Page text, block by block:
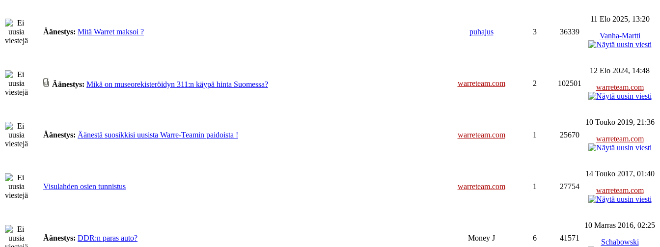
Äänestys: Mitä Warret maksoi ? puhajus 3 36339
11 Elo 2025, 13:20
Vanha-Martti
Äänestys: Mikä on museorekisteröidyn 311:n käypä hinta Suomessa? warreteam.com 2 102501
12 Elo 2024, 14:48
warreteam.com
Äänestys: Äänestä suosikkisi uusista Warre-Teamin paidoista ! warreteam.com 1 25670
10 Touko 2019, 21:36
warreteam.com
Visulahden osien tunnistus warreteam.com 1 27754
14 Touko 2017, 01:40
warreteam.com
Äänestys: DDR:n paras auto? Money J 6 41571
10 Marras 2016, 02:25
Schabowski